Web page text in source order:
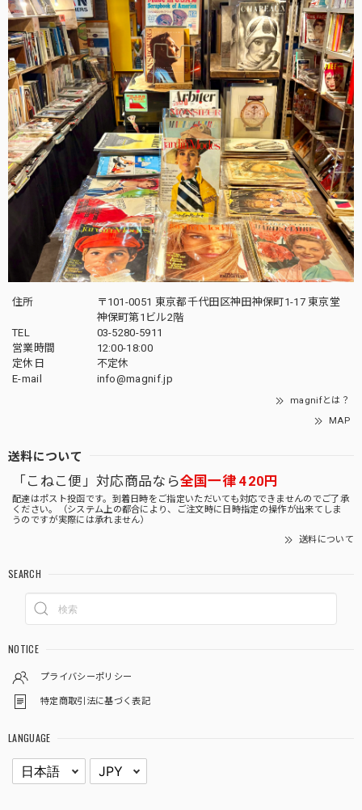
住所
〒101-0051 東京都千代田区神田神保町1-17 東京堂
神保町第1ビル2階
TEL
03-5280-5911
営業時間
12:00-18:00
定休日
不定休
E-mail
info@magnif.jp
magnifとは？
MAP
送料について
「こねこ便」対応商品なら全国一律 420円
配達はポスト投函です。到着日時をご指定いただいても対応できませんのでご了承
ください。（システム上の都合により、ご注文時に日時指定の操作が出来てしま
うのですが実際には承れません）
送料について
SEARCH
NOTICE
プライバシーポリシー
特定商取引法に基づく表記
LANGUAGE